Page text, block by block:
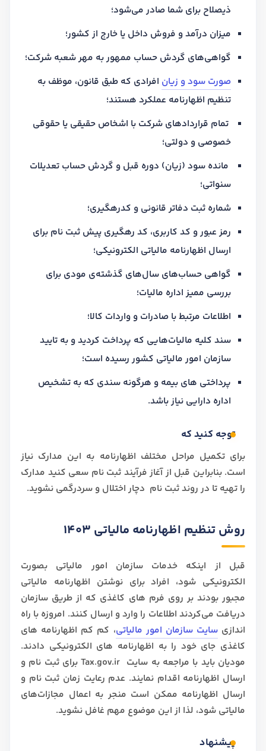
ذیصلاح برای شما صادر می‌شود؛
میزان درآمد و فروش داخل یا خارج از کشور؛
گواهی‌های گردش حساب ممهور به مهر شعبه شرکت؛
صورت سود و زیان افرادی که طبق قانون، موظف به
تنظیم اظهارنامه عملکرد هستند؛
تمام قراردادهای شرکت با اشخاص حقیقی یا حقوقی
خصوصی و دولتی؛
مانده سود (زیان) دوره قبل و گردش حساب تعدیلات
سنواتی؛
شماره ثبت دفاتر قانونی و کدرهگیری؛
رمز عبور و کد کاربری، کد رهگیری پیش ثبت نام برای
ارسال اظهارنامه مالیاتی الکترونیکی؛
گواهی حساب‌های سال‌های گذشته‌ی مودی برای
بررسی ممیز اداره مالیات؛
اطلاعات مرتبط با صادرات و واردات کالا؛
سند کلیه مالیات‌هایی که پرداخت کردید و به تایید
سازمان امور مالیاتی کشور رسیده است؛
پرداختی های بیمه و هرگونه سندی که به تشخیص
اداره دارایی نیاز باشد.
توجه کنید که
برای تکمیل مراحل مختلف اظهارنامه به این مدارک نیاز
است. بنابراین قبل از آغاز فرآیند ثبت نام سعی کنید مدارک
را تهیه تا در روند ثبت نام دچار اختلال و سردرگمی نشوید.
روش تنظیم اظهارنامه مالیاتی 1403
قبل از اینکه خدمات سازمان امور مالیاتی بصورت
الکترونیکی شود، افراد برای نوشتن اظهارنامه مالیاتی
مجبور بودند بر روی فرم های کاغذی که از طریق سازمان
دریافت می‌کردند اطلاعات را وارد و ارسال کنند. امروزه با راه
اندازیسایت سازمان امور مالیاتی، کم کم اظهارنامه های
کاغذی جای خود را به اظهارنامه های الکترونیکی دادند.
مودیان باید با مراجعه به سایت Tax.gov.ir برای ثبت نام و
ارسال اظهارنامه اقدام نمایند. عدم رعایت زمان ثبت نام و
ارسال اظهارنامه ممکن است منجر به اعمال مجازات‌های
مالیاتی شود، لذا از این موضوع مهم غافل نشوید.
پیشنهاد